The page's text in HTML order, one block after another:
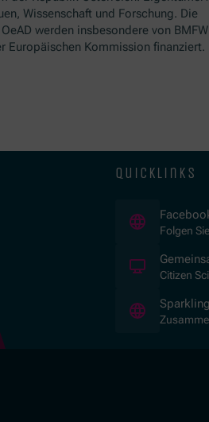
Wissenschaft und Forschung. Die
werden insbesondere von
Europäischen Kommission finanziert.
quicklinks
Folgen
Citizen